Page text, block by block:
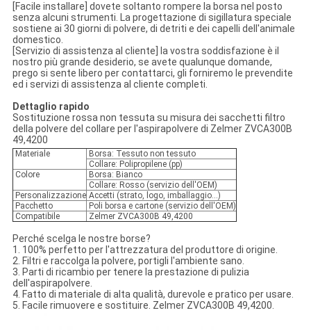
[Facile installare] dovete soltanto rompere la borsa nel posto
senza alcuni strumenti. La progettazione di sigillatura speciale
sostiene ai 30 giorni di polvere, di detriti e dei capelli dell'animale
domestico.
[Servizio di assistenza al cliente] la vostra soddisfazione è il
nostro più grande desiderio, se avete qualunque domande,
prego si sente libero per contattarci, gli forniremo le prevendite
ed i servizi di assistenza al cliente completi.
Dettaglio rapido
Sostituzione rossa non tessuta su misura dei sacchetti filtro
della polvere del collare per l'aspirapolvere di Zelmer ZVCA300B
49,4200
Materiale
Borsa: Tessuto non tessuto
Collare: Polipropilene (pp)
Colore
Borsa: Bianco
Collare: Rosso (servizio dell'OEM)
Personalizzazione Accetti (strato, logo, imballaggio…)
Pacchetto
Poli borsa e cartone (servizio dell'OEM)
Compatibile
Zelmer ZVCA300B 49,4200
Perché scelga le nostre borse?
1. 100% perfetto per l'attrezzatura del produttore di origine.
2. Filtri e raccolga la polvere, portigli l'ambiente sano.
3. Parti di ricambio per tenere la prestazione di pulizia
dell'aspirapolvere.
4. Fatto di materiale di alta qualità, durevole e pratico per usare.
5. Facile rimuovere e sostituire. Zelmer ZVCA300B 49,4200.